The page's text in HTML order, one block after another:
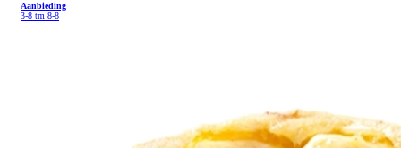
Aanbieding
3-8 tm 8-8